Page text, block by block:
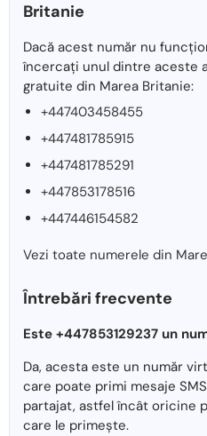
Britanie
Dacă acest număr nu
încercați unul dintre aceste
gratuite din Marea Britanie:
+447403458455
+447481785915
+447481785291
+447853178516
+447446154582
Vezi toate numerele din
Întrebări frecvente
Este +447853129237 un
Da, acesta este un număr
care poate primi mesaje
partajat, astfel încât oricine
care le primește.